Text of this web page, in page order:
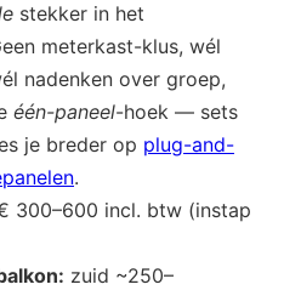
stekker in het
meterkast-klus, wél
nadenken over groep,
één-paneel-hoek — sets
je breder op plug-and-
.
300–600 incl. btw (instap
zuid ~250–